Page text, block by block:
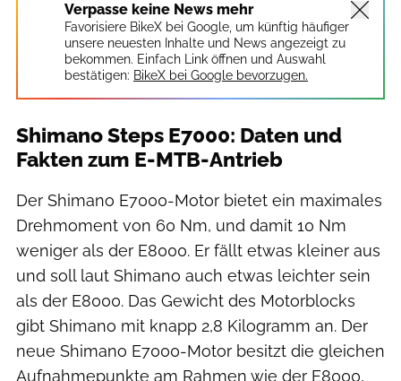
Verpasse keine News mehr
Favorisiere BikeX bei Google, um künftig häufiger
unsere neuesten Inhalte und News angezeigt zu
bekommen. Einfach Link öffnen und Auswahl
bestätigen: BikeX bei Google bevorzugen.
Shimano Steps E7000: Daten und
Fakten zum E-MTB-Antrieb
Der Shimano E7000-Motor bietet ein maximales
Drehmoment von 60 Nm, und damit 10 Nm
weniger als der E8000. Er fällt etwas kleiner aus
und soll laut Shimano auch etwas leichter sein
als der E8000. Das Gewicht des Motorblocks
gibt Shimano mit knapp 2,8 Kilogramm an. Der
neue Shimano E7000-Motor besitzt die gleichen
Aufnahmepunkte am Rahmen wie der E8000,